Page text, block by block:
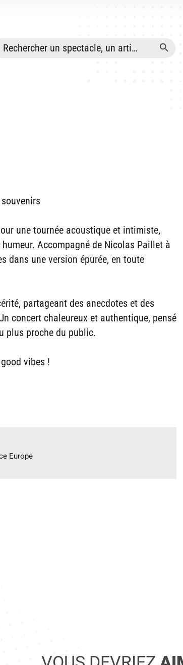
une tournée acoustique et intimiste,
Accompagné de Nicolas Paillet à
dans une version épurée, en toute
partageant des anecdotes et des
concert chaleureux et authentique, pensé
plus proche du public.
vibes !
Europe